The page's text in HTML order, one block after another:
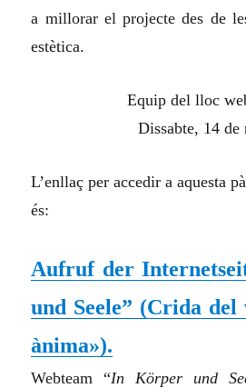
a millorar el projecte des de
estètica.
Equip del lloc
Dissabte, 14 de
L’enllaç per accedir a aquesta
és:
Aufruf der
und Seele” (Crida del
ànima»).
Webteam “In Körper und